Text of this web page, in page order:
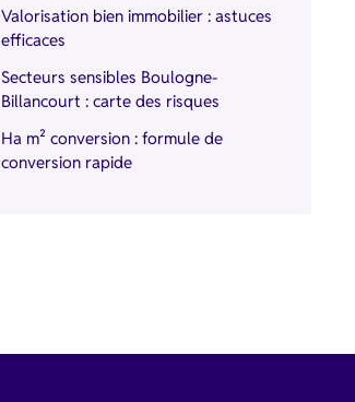
Valorisation bien immobilier : astuces
efficaces
Secteurs sensibles Boulogne-
Billancourt : carte des risques
Ha m² conversion : formule de
conversion rapide